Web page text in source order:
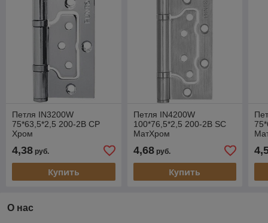
Петля IN3200W
75*63,5*2,5 200-2B CP
Хром
4,38 руб.
Купить
Петля IN4200W
100*76,5*2,5 200-2B SC
МатХром
4,68руб.
Купить
О нас